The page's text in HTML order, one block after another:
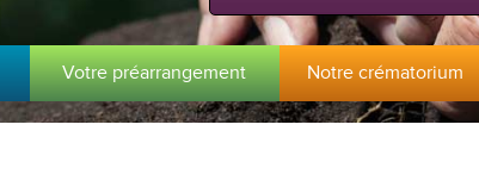
Votre préarrangement Notre crématorium